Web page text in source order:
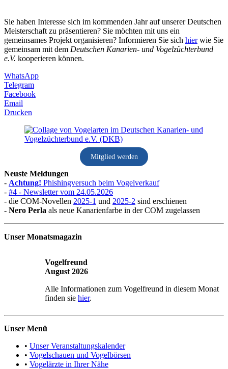
Sie haben Interesse sich im kommenden Jahr auf unserer Deutschen
Meisterschaft zu präsentieren? Sie möchten mit uns ein
gemeinsames Projekt organisieren? Informieren Sie sich hierwie Sie
gemeinsam mit dem Deutschen Kanarien- und Vogelzüchterbund
e.V. kooperieren können.
WhatsApp
Telegram
Facebook
Email
Drucken
Mitglied werden
Neuste Meldungen
- Achtung! Phishingversuch beim Vogelverkauf
- #4 - Newsletter vom 24.05.2026
- die COM-Novellen 2025-1 und 2025-2 sind erschienen
- Nero Perla als neue Kanarienfarbe in der COM zugelassen
Unser Monatsmagazin
Vogelfreund
August 2026
Alle Informationen zum Vogelfreund in diesem Monat
finden sie hier.
Unser Menü
• Unser Veranstaltungskalender
• Vogelschauen und Vogelbörsen
• Vogelärzte in Ihrer Nähe